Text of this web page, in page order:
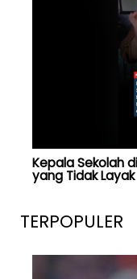
Kepala Sekolah
yang Tidak Layak
TERPOPULER